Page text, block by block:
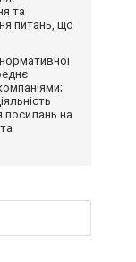
та
питань, що
посилань на